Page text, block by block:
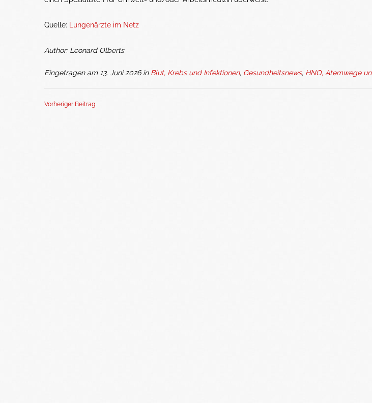
Quelle: Lungenärzte im Netz
Author: Leonard Olberts
Eingetragen am 13. Juni 2026 in Blut, Krebs und Infektionen, Gesundheitsnews, HNO, Atemwege
Vorheriger Beitrag